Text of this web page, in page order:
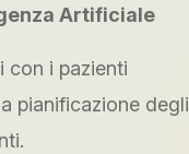
Artificiale
con i pazienti
pianificazione degli